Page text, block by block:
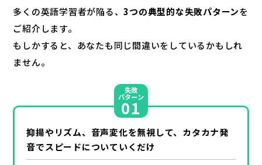
多くの英語学習者が陥る、3つの典型的な失敗パターンを
ご紹介します。
もしかすると、あなたも同じ間違いをしているかもしれ
ません。
失敗
パターン
01
抑揚やリズム、音声変化を無視して、カタカナ発
音でスピードについていくだけ